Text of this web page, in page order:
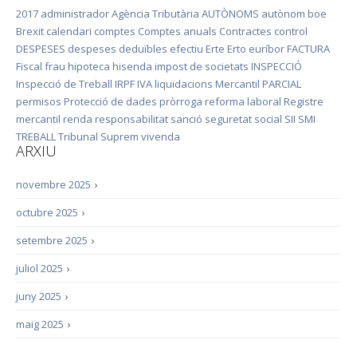
2017 administradorAgència Tributària AUTÒNOMS autònom boe
Brexit calendari comptes Comptes anuals Contractes control
DESPESES despeses deduïbles efectiu Erte Erto euríbor FACTURA
Fiscal frau hipoteca hisenda impost de societats INSPECCIÓ
Inspecció de Treball IRPF IVA liquidacions Mercantil PARCIAL
permisos Protecció de dades pròrroga reforma laboral Registre
mercantil renda responsabilitat sanció seguretat social SII SMI
TREBALLTribunal Suprem vivenda
ARXIU
›
novembre 2025
›
octubre 2025
›
setembre 2025
›
juliol 2025
›
juny 2025
›
maig 2025